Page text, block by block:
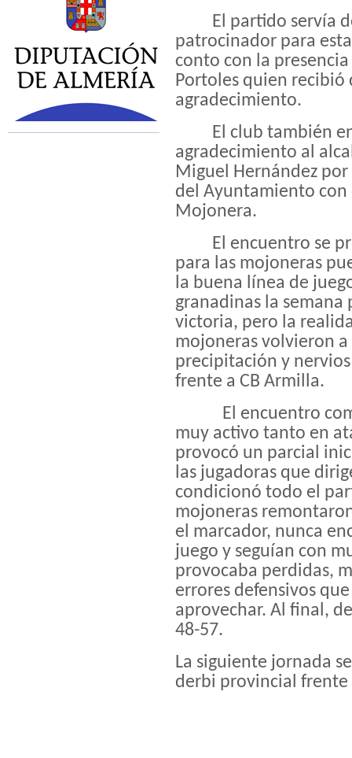
El partido servía
patrocinador para
conto con la
Portoles quien recibió
agradecimiento.
El club también
agradecimiento al
Miguel Hernández
del Ayuntamiento con
Mojonera.
El encuentro se
para las mojoneras
la buena línea de
granadinas la semana
victoria, pero la
mojoneras volvieron
precipitación y
frente a CB Armilla.
El encuentro
muy activo tanto en
provocó un parcial
las jugadoras que
condicionó todo el
mojoneras
el marcador, nunca
juego y seguían con
provocaba perdidas,
errores defensivos
aprovechar. Al final,
48-57.
La siguiente jornada
derbi provincial frente